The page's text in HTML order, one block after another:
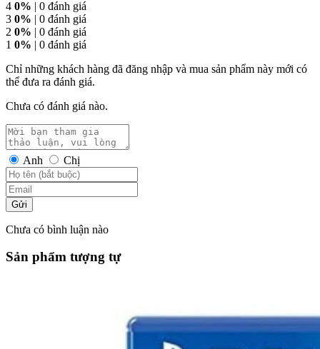
4 0% | 0 đánh giá
3 0% | 0 đánh giá
2 0% | 0 đánh giá
1 0% | 0 đánh giá
Chỉ những khách hàng đã đăng nhập và mua sản phẩm này mới có
thể đưa ra đánh giá.
Chưa có đánh giá nào.
Anh Chị
Gửi
Chưa có bình luận nào
Sản phẩm tượng tự